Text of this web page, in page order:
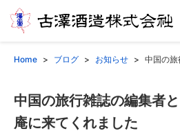
Home ブログ お知らせ 中国の
中国の旅行雑誌の編集者
庵に来てくれました